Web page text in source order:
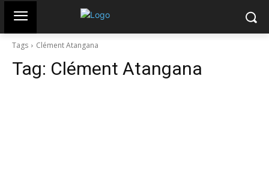
Tags Clément Atangana
Tag: Clément Atangana